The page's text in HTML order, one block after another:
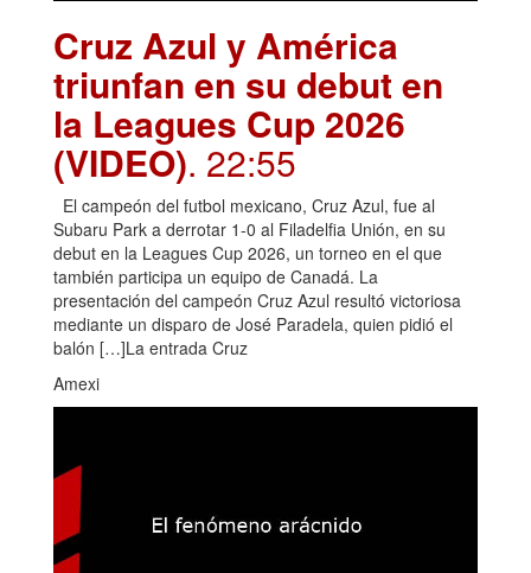
Cruz Azul y América
triunfan en su debut en
la Leagues Cup 2026
(VIDEO). 22:55
El campeón del futbol mexicano, Cruz Azul, fue al
Subaru Park a derrotar 1-0 al Filadelfia Unión, en su
debut en la Leagues Cup 2026, un torneo en el que
también participa un equipo de Canadá. La
presentación del campeón Cruz Azul resultó victoriosa
mediante un disparo de José Paradela, quien pidió el
balón […]La entrada Cruz
Amexi